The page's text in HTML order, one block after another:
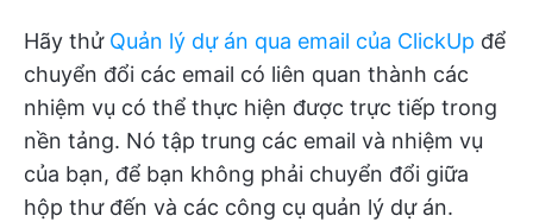
Hãy thử Quản lý dự án qua email của ClickUp để
chuyển đổi các email có liên quan thành các
nhiệm vụ có thể thực hiện được trực tiếp trong
nền tảng. Nó tập trung các email và nhiệm vụ
của bạn, để bạn không phải chuyển đổi giữa
hộp thư đến và các công cụ quản lý dự án.